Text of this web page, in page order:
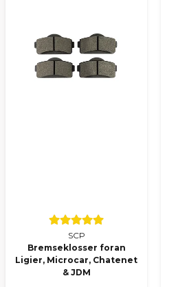
SCP
Bremseklosser foran
Ligier, Microcar, Chatenet
& JDM